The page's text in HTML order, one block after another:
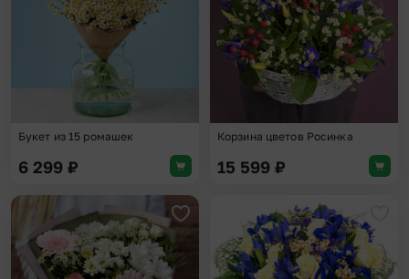
Букет из 15 ромашек
6 299 ₽
Корзина цветов Росинка
15 599 ₽
Добавить в избранное